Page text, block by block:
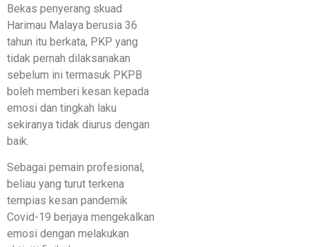
Bekas penyerang skuad
Harimau Malaya berusia 36
tahun itu berkata, PKP yang
tidak pernah dilaksanakan
sebelum ini termasuk PKPB
boleh memberi kesan kepada
emosi dan tingkah laku
sekiranya tidak diurus dengan
baik.
Sebagai pemain profesional,
beliau yang turut terkena
tempias kesan pandemik
Covid-19 berjaya mengekalkan
emosi dengan melakukan